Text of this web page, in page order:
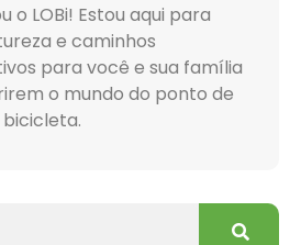
o LOBi! Estou aqui para
e caminhos
para você e sua família
o mundo do ponto de